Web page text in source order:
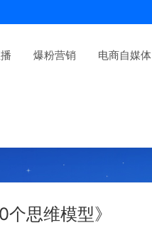
爆粉营销 电商自媒体
思维模型》